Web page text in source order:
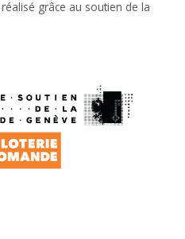
grâce au soutien de la